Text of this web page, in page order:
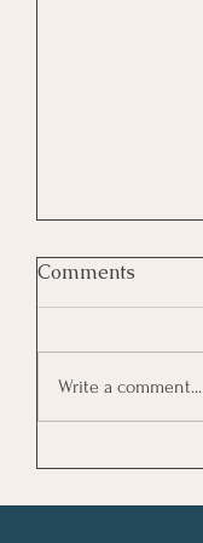
Comments
Write a comment...